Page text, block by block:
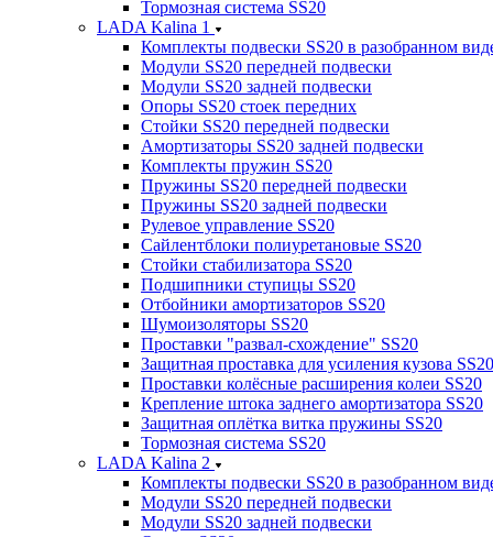
Тормозная система SS20
LADA Kalina 1
Комплекты подвески SS20 в разобранном
Модули SS20 передней подвески
Модули SS20 задней подвески
Опоры SS20 стоек передних
Стойки SS20 передней подвески
Амортизаторы SS20 задней подвески
Комплекты пружин SS20
Пружины SS20 передней подвески
Пружины SS20 задней подвески
Рулевое управление SS20
Сайлентблоки полиуретановые SS20
Стойки стабилизатора SS20
Подшипники ступицы SS20
Отбойники амортизаторов SS20
Шумоизоляторы SS20
Проставки "развал-схождение" SS20
Защитная проставка для усиления кузова SS20
Проставки колёсные расширения колеи SS20
Крепление штока заднего амортизатора SS20
Защитная оплётка витка пружины SS20
Тормозная система SS20
LADA Kalina 2
Комплекты подвески SS20 в разобранном
Модули SS20 передней подвески
Модули SS20 задней подвески